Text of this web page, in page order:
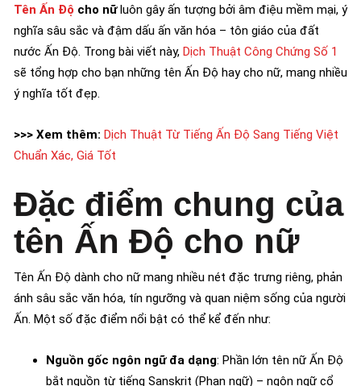
Tên Ấn Độ cho nữluôn gây ấn tượng bởi âm điệu mềm mại, ý
nghĩa sâu sắc và đậm dấu ấn văn hóa – tôn giáo của đất
nước Ấn Độ. Trong bài viết này, Dịch Thuật Công Chứng Số 1
sẽ tổng hợp cho bạn những tên Ấn Độ hay cho nữ, mang nhiều
ý nghĩa tốt đẹp.
>>> Xem thêm: Dịch Thuật Từ Tiếng Ấn Độ Sang Tiếng Việt
Chuẩn Xác, Giá Tốt
Đặc điểm chung của
tên Ấn Độ cho nữ
Tên Ấn Độ dành cho nữ mang nhiều nét đặc trưng riêng, phản
ánh sâu sắc văn hóa, tín ngưỡng và quan niệm sống của người
Ấn. Một số đặc điểm nổi bật có thể kể đến như:
Nguồn gốc ngôn ngữ đa dạng: Phần lớn tên nữ Ấn Độ
bắt nguồn từ tiếng Sanskrit (Phạn ngữ) – ngôn ngữ cổ